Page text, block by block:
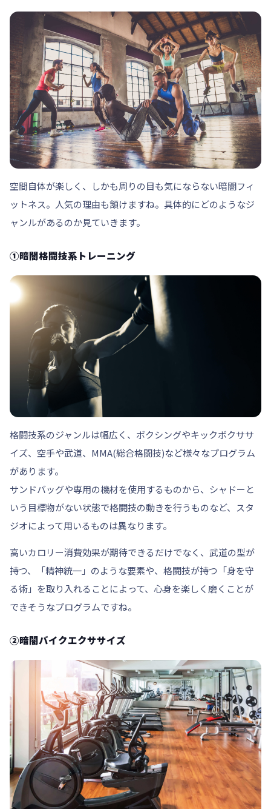
空間自体が楽しく、しかも周りの目も気にならない暗闇フィ
ットネス。人気の理由も頷けますね。具体的にどのようなジ
ャンルがあるのか見ていきます。
①暗闇格闘技系トレーニング
格闘技系のジャンルは幅広く、ボクシングやキックボクササ
イズ、空手や武道、MMA(総合格闘技)など様々なプログラム
があります。
サンドバッグや専用の機材を使用するものから、シャドーと
いう目標物がない状態で格闘技の動きを行うものなど、スタ
ジオによって用いるものは異なります。
高いカロリー消費効果が期待できるだけでなく、武道の型が
持つ、「精神統一」のような要素や、格闘技が持つ「身を守
る術」を取り入れることによって、心身を楽しく磨くことが
できそうなプログラムですね。
②暗闇バイクエクササイズ